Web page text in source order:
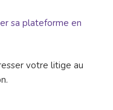
sa plateforme en
votre litige au